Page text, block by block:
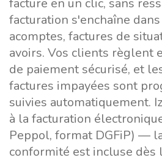
facture en un clic, sans
facturation s'enchaîne
acomptes, factures de
avoirs. Vos clients règlent
de paiement sécurisé, et
factures impayées sont
suivies automatiquement.
à la facturation
Peppol, format DGFiP) —
conformité est incluse dès